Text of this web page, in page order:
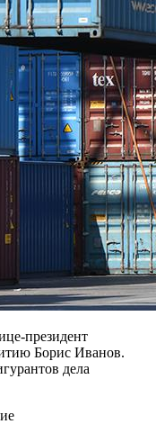
президент
Борис Иванов.
дела